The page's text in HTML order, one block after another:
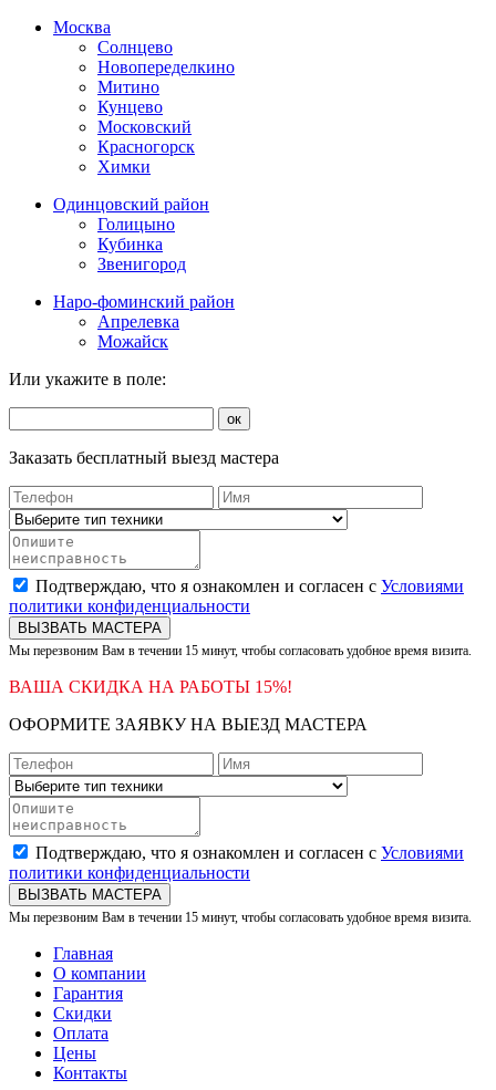
Москва
Солнцево
Новопеределкино
Митино
Кунцево
Московский
Красногорск
Химки
Одинцовский район
Голицыно
Кубинка
Звенигород
Наро-фоминский район
Апрелевка
Можайск
Или укажите в поле:
ок
Заказать бесплатный выезд мастера
Подтверждаю, что я ознакомлен и согласен с Условиями
политики конфиденциальности
ВЫЗВАТЬ МАСТЕРА
Мы перезвоним Вам в течении 15 минут, чтобы согласовать удобное время визита.
ВАША СКИДКА НА РАБОТЫ 15%!
ОФОРМИТЕ ЗАЯВКУ НА ВЫЕЗД МАСТЕРА
Подтверждаю, что я ознакомлен и согласен с Условиями
политики конфиденциальности
ВЫЗВАТЬ МАСТЕРА
Мы перезвоним Вам в течении 15 минут, чтобы согласовать удобное время визита.
Главная
О компании
Гарантия
Скидки
Оплата
Цены
Контакты